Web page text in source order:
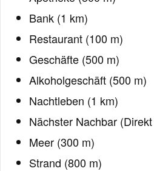
Bank (1 km)
Restaurant (100 m)
Geschäfte (500 m)
Alkoholgeschäft (500 m)
Nachtleben (1 km)
Nächster Nachbar
Meer (300 m)
Strand (800 m)